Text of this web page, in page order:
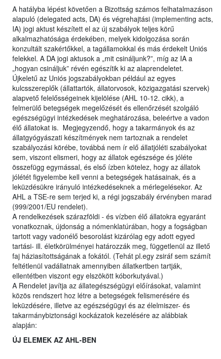
A hatályba lépést követően a Bizottság számos felhatalmazáson
alapuló (delegated acts, DA) és végrehajtási (implementing acts,
IA) jogi aktust készített el az új szabályok teljes körű
alkalmazhatósága érdekében, melyek kidolgozása során
konzultált szakértőkkel, a tagállamokkal és más érdekelt Uniós
felekkel. A DA jogi aktusok a „mit csináljunk?”, míg az IA a
„hogyan csináljuk” révén egészítik ki az alaprendeletet.
Újkeletű az Uniós jogszabályokban például az egyes
kulcsszereplők (állattartók, állatorvosok, közigazgatási szervek)
alapvető felelősségeinek kijelölése (AHL 10-12. cikk), a
felmerülő betegségek megelőzését és ellenőrzését szolgáló
egészségügyi intézkedések meghatározása, beleértve a vadon
élő állatokat is. Megjegyzendő, hogy a takarmányok és az
állatgyógyászati készítmények nem tartoznak a rendelet
szabályozási körébe, továbbá nem ír elő állatjóléti szabályokat
sem, viszont elismeri, hogy az állatok egészsége és jóléte
összefügg egymással, és első ízben kötelez, hogy az állatok
jólétét figyelembe kell venni a betegségek hatásainak, és a
leküzdésükre irányuló intézkedéseknek a mérlegelésekor. Az
AHL a TSE-re sem terjed ki, a régi jogszabály érvényben marad
(999/2001/EU rendelet).
A rendelkezések szárazföldi - és vízben élő állatokra egyaránt
vonatkoznak, újdonság a nómenklatúrában, hogy a fogságban
tartott vagy vadonélő besorolást kizárólag egy adott egyed
tartási- ill. életkörülményei határozzák meg, függetlenül az illető
faj háziasítottságának a fokától. (Tehát pl.egy zsiráf sem számít
feltétlenül vadállatnak amennyiben állatkertben tartják,
ellentétben viszont egy elszökött kóborkutyával.)
A Rendelet javítja az állategészségügyi előírásokat, valamint
közös rendszert hoz létre a betegségek felismerésére és
leküzdésére, illetve az egészségügyi és az élelmiszer- és
takarmánybiztonsági kockázatok kezelésére az alábbiak
alapján:
ÚJ ELEMEK AZ AHL-BEN